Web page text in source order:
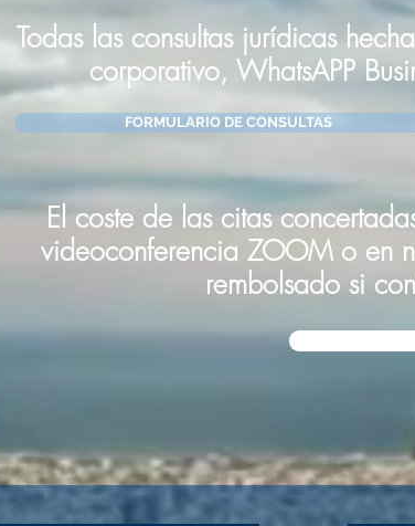
Todas las consultas jurídicas
corporativo, WhatsAPP
FORMULARIO DE CONSULTAS
El coste de las citas
videoconferencia ZOOM o en
rembolsado si